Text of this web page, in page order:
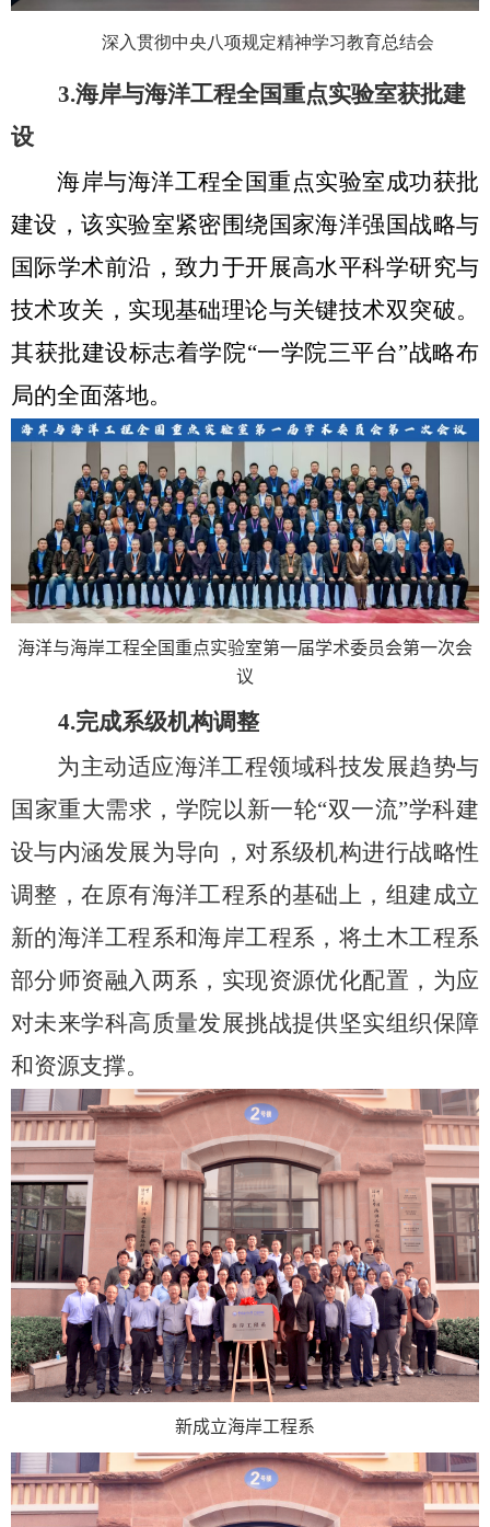
深入贯彻中央八项规定精神学习教育总结会
3.海岸与海洋工程全国重点实验室获批建
设
海岸与海洋工程全国重点实验室成功获批
建设，该实验室紧密围绕国家海洋强国战略与
国际学术前沿，致力于开展高水平科学研究与
技术攻关，实现基础理论与关键技术双突破。
其获批建设标志着学院“一学院三平台”战略布
局的全面落地。
海洋与海岸工程全国重点实验室第一届学术委员会第一次会
议
4.完成系级机构调整
为主动适应海洋工程领域科技发展趋势与
国家重大需求，学院以新一轮“双一流”学科建
设与内涵发展为导向，对系级机构进行战略性
调整，在原有海洋工程系的基础上，组建成立
新的海洋工程系和海岸工程系，将土木工程系
部分师资融入两系，实现资源优化配置，为应
对未来学科高质量发展挑战提供坚实组织保障
和资源支撑。
新成立海岸工程系